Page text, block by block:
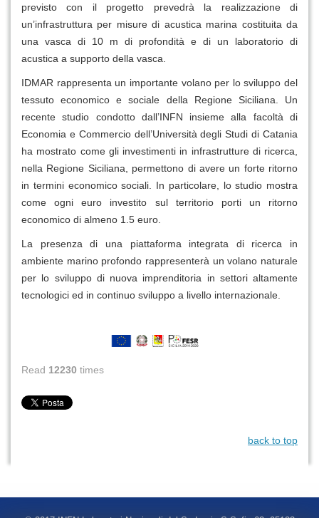
previsto con il progetto prevedrà la realizzazione di
un’infrastruttura per misure di acustica marina costituita da
una vasca di 10 m di profondità e di un laboratorio di
acustica a supporto della vasca.
IDMAR rappresenta un importante volano per lo sviluppo del
tessuto economico e sociale della Regione Siciliana. Un
recente studio condotto dall’INFN insieme alla facoltà di
Economia e Commercio dell’Università degli Studi di Catania
ha mostrato come gli investimenti in infrastrutture di ricerca,
nella Regione Siciliana, permettono di avere un forte ritorno
in termini economico sociali. In particolare, lo studio mostra
come ogni euro investito sul territorio porti un ritorno
economico di almeno 1.5 euro.
La presenza di una piattaforma integrata di ricerca in
ambiente marino profondo rappresenterà un volano naturale
per lo sviluppo di nuova imprenditoria in settori altamente
tecnologici ed in continuo sviluppo a livello internazionale.
Read 12230 times
back to top